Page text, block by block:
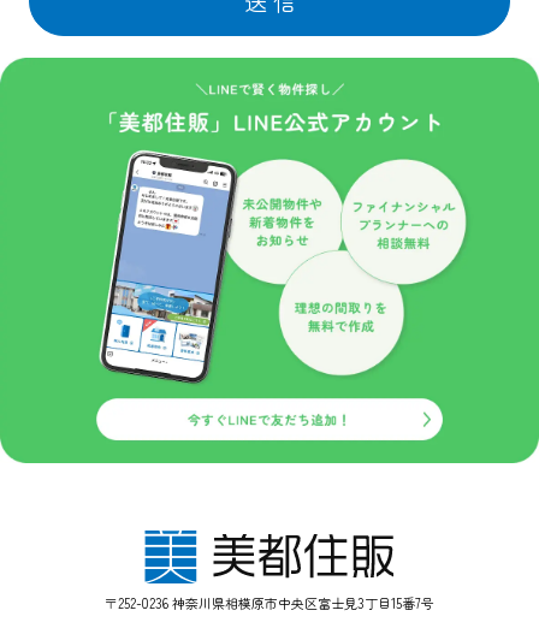
当社はお客様からのお申し出により物件資料の送付、会員情報
誌や商品の発送などの為に他の会社に業務の一部を委託する場
合があります。 この場合はサービスの提供に必要な情報のみ
を開示いたしております。
また物件情報や会員情報誌、キャンペーンのお知らせ等を送付
させていただくことがあります。
このような情報提供を希望されないお客様は、ご面倒でも当サ
イト管理者までお申し出ください。
当社はセキュリティに関して収集した個人情報は、適切な管理
のもとで安全に保管し、不正アクセス、紛失、破壊、改竄、漏
洩等から保護するための対策を講じ、業務の委託先にもこれを
徹底するよう指導いたします。
個人情報の開示
当社がお預かりした個人情報は、下記のいずれかに該当する場
合を除いていかなる第三者にも開示いたしません。
１、お客様の同意がある場合。
４、当サイトに個人情報の収集にあたり掲示された規約等によ
り、特段の定めがあるとき。
第三者とのリンク
〒252-0236 神奈川県相模原市中央区富士見3丁目15番7号